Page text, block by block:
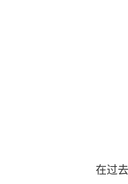
在过去几